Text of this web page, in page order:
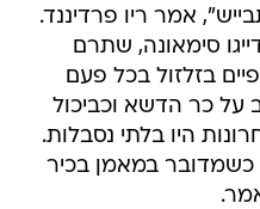
אמר ריו פרדיננד.
סימאונה, שתרם
בזלזול בכל פעם
על כר הדשא וכביכול
היו בלתי נסבלות.
במאמן בכיר